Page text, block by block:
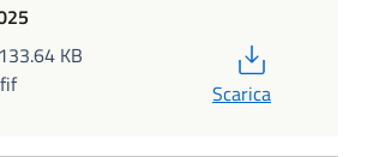
KB
Scarica